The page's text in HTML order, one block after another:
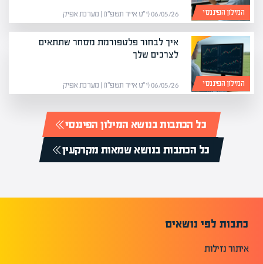
המילון הפיננסי 06/05/26 (י״ט אייר תשפ״ו) | מערכת אפיק
המילון הפיננסי
איך לבחור פלטפורמת מסחר שתתאים
לצרכים שלך
06/05/26 (י״ט אייר תשפ״ו) | מערכת אפיק
כל הכתבות בנושא המילון הפיננסי
כל הכתבות בנושא שמאות מקרקעין
כתבות לפי נושאים
איתור נזילות